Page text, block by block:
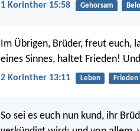
1 Korinther 15:58 Gehorsam
Im Übrigen, Brüder, freut euch,
eines Sinnes, haltet Frieden!
2 Korinther 13:11 Leben Frieden
So sei es euch nun kund, ihr